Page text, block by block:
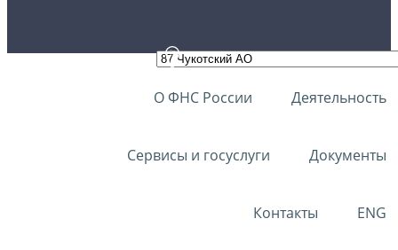
О ФНС России Деятельность
Сервисы и госуслуги Документы
Контакты ENG